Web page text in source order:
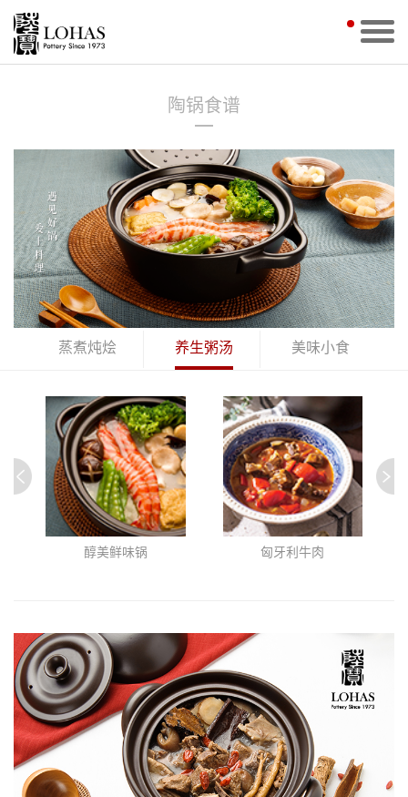
陶锅食谱
蒸煮炖烩 养生粥汤 美味小食
醇美鲜味锅 匈牙利牛肉